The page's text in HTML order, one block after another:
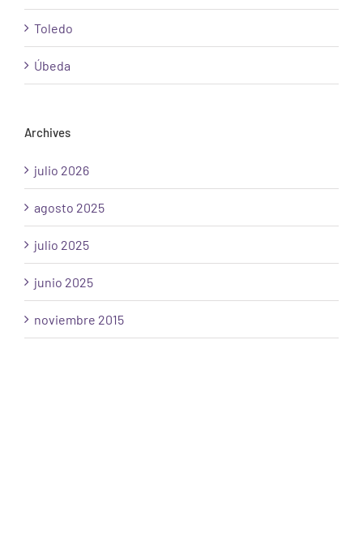
Toledo
Úbeda
Archives
julio 2026
agosto 2025
julio 2025
junio 2025
noviembre 2015